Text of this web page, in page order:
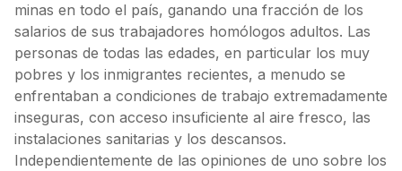
minas en todo el país, ganando una fracción de los
salarios de sus trabajadores homólogos adultos. Las
personas de todas las edades, en particular los muy
pobres y los inmigrantes recientes, a menudo se
enfrentaban a condiciones de trabajo extremadamente
inseguras, con acceso insuficiente al aire fresco, las
instalaciones sanitarias y los descansos.
Independientemente de las opiniones de uno sobre los